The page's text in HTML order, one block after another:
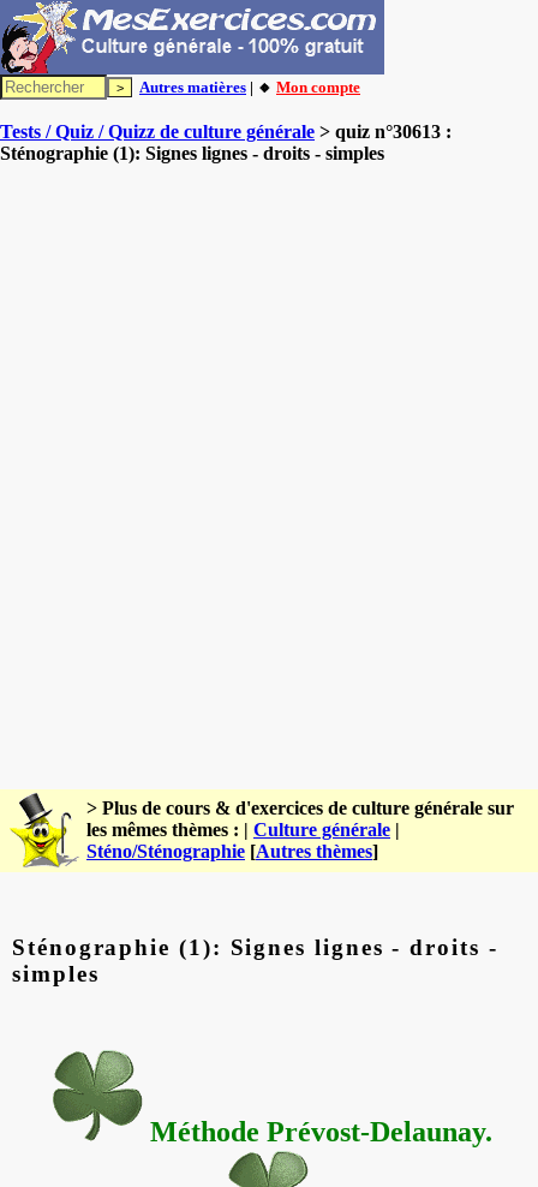
Autres matières | 🔸 Mon compte
Tests / Quiz / Quizz de culture générale > quiz n°30613 :
Sténographie (1): Signes lignes - droits - simples
> Plus de cours & d'exercices de culture générale sur
les mêmes thèmes : | Culture générale |
Sténo/Sténographie [Autres thèmes]
Sténographie (1): Signes lignes - droits -
simples
Méthode Prévost-Delaunay.